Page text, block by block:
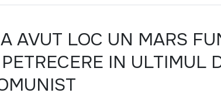
AVUT LOC UN MARS
IN ULTIMUL